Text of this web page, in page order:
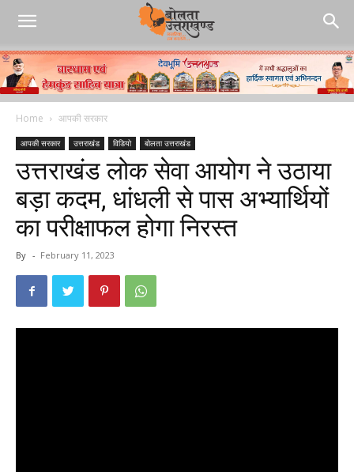
Home आपकी सरकार
आपकी सरकार उत्तराखंड विडियो बोलता उत्तराखंड
उत्तराखंड लोक सेवा आयोग ने उठाया
बड़ा कदम, धांधली से पास अभ्यार्थियों
का परीक्षाफल होगा निरस्त
By - February 11, 2023